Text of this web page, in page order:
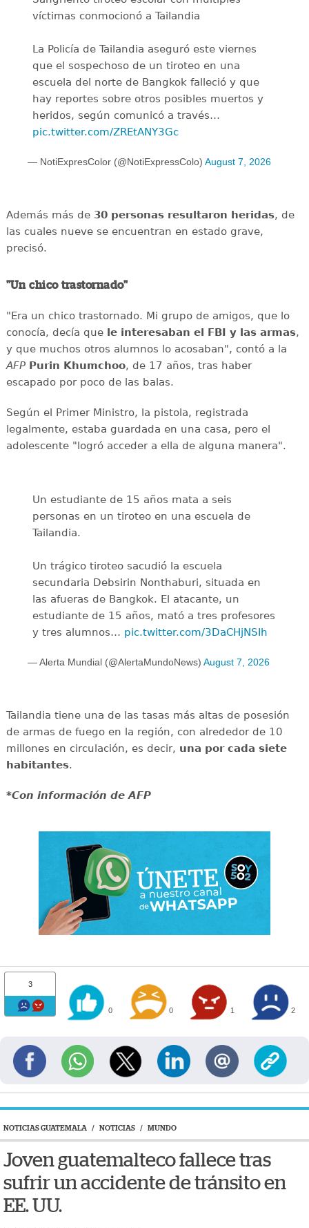
víctimas conmocionó a Tailandia
La Policía de Tailandia aseguró este viernes
que el sospechoso de un tiroteo en una
escuela del norte de Bangkok falleció y que
hay reportes sobre otros posibles muertos y
heridos, según comunicó a través…
pic.twitter.com/ZREtANY3Gc
— NotiExpresColor (@NotiExpressColo) August 7, 2026
Además más de 30 personas resultaron heridas, de
las cuales nueve se encuentran en estado grave,
precisó.
"Un chico trastornado"
"Era un chico trastornado. Mi grupo de amigos, que lo
conocía, decía que le interesaban el FBI y las armas,
y que muchos otros alumnos lo acosaban", contó a la
AFP Purin Khumchoo, de 17 años, tras haber
escapado por poco de las balas.
Según el Primer Ministro, la pistola, registrada
legalmente, estaba guardada en una casa, pero el
adolescente "logró acceder a ella de alguna manera".
Un estudiante de 15 años mata a seis
personas en un tiroteo en una escuela de
Tailandia.
Un trágico tiroteo sacudió la escuela
secundaria Debsirin Nonthaburi, situada en
las afueras de Bangkok. El atacante, un
estudiante de 15 años, mató a tres profesores
y tres alumnos… pic.twitter.com/3DaCHjNSIh
— Alerta Mundial (@AlertaMundoNews) August 7, 2026
Tailandia tiene una de las tasas más altas de posesión
de armas de fuego en la región, con alrededor de 10
millones en circulación, es decir, una por cada siete
habitantes.
*Con información de AFP
3
0 0 1 2
NOTICIAS GUATEMALA / NOTICIAS / MUNDO
Joven guatemalteco fallece tras
sufrir un accidente de tránsito en
EE. UU.